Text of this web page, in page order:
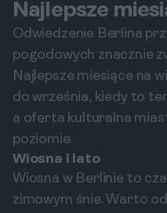
Najlepsze
Odwiedzenie Berlina
pogodowych znacznie
Najlepsze miesiące na
do września, kiedy to
a oferta kulturalna
poziomie.
Wiosna i lato
Wiosna w Berlinie to
zimowym śnie. Warto